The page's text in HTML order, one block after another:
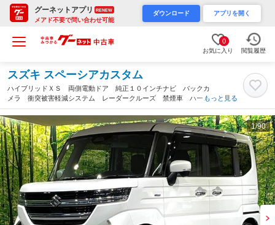
グーネットアプリ RENEW
メアド不要で問い合わせ可能
ダウンロード アプリを開く
0
お気に入り 閲覧履歴
スズキ スペーシアカスタム
ハイブリッドＸＳ 両側電動ドア 純正１０インチナビ バックカ
メラ 衝突被害軽減システム レーダークルーズ 禁煙車 ハーフ
レザーシート ドラレコ コーナーセンサー スマートキー ＬＥ
Ｄヘッド ビルトインＥＴＣ（愛知県）
もっと見る
1/90